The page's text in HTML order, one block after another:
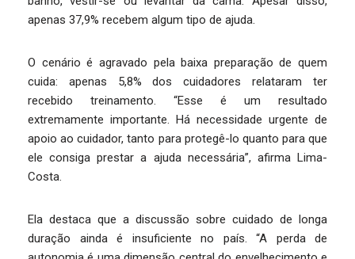
apenas 37,9% recebem algum tipo de ajuda.
O cenário é agravado pela baixa preparação de quem
cuida: apenas 5,8% dos cuidadores relataram ter
recebido treinamento. “Esse é um resultado
extremamente importante. Há necessidade urgente de
apoio ao cuidador, tanto para protegê-lo quanto para que
ele consiga prestar a ajuda necessária”, afirma Lima-
Costa.
Ela destaca que a discussão sobre cuidado de longa
duração ainda é insuficiente no país. “A perda de